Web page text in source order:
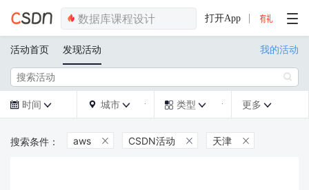
打开App
活动首页 发现活动 我的活动

 时间   城市   类型  更多 
aws  CSDN活动  天津 